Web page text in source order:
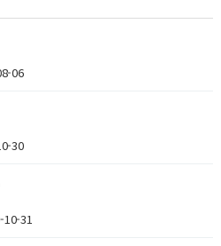
06
30
10-31